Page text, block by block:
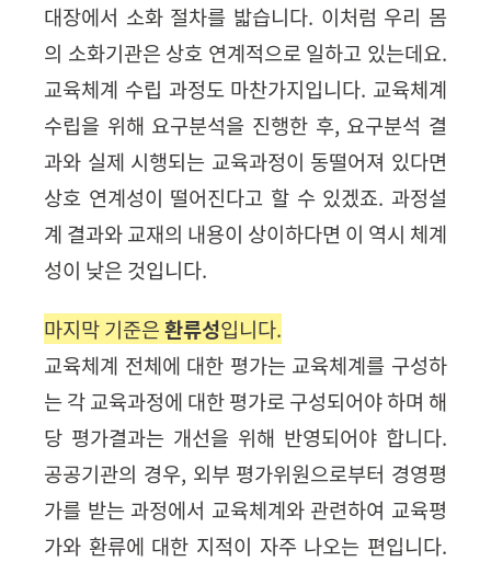
대장에서 소화 절차를 밟습니다. 이처럼 우리 몸
의 소화기관은 상호 연계적으로 일하고 있는데요.
교육체계 수립 과정도 마찬가지입니다. 교육체계
수립을 위해 요구분석을 진행한 후, 요구분석 결
과와 실제 시행되는 교육과정이 동떨어져 있다면
상호 연계성이 떨어진다고 할 수 있겠죠. 과정설
계 결과와 교재의 내용이 상이하다면 이 역시 체계
성이 낮은 것입니다.
마지막 기준은환류성입니다.
교육체계 전체에 대한 평가는 교육체계를 구성하
는 각 교육과정에 대한 평가로 구성되어야 하며 해
당 평가결과는 개선을 위해 반영되어야 합니다.
공공기관의 경우, 외부 평가위원으로부터 경영평
가를 받는 과정에서 교육체계와 관련하여 교육평
가와 환류에 대한 지적이 자주 나오는 편입니다.